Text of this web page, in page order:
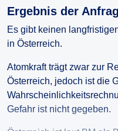
sonstigen Aktivitäten von
Nachdem Klimawandel
ist, stellt sich die Frage
für Österreicherinnen?
Menschen in Österreich
Gestorben sind? Was
Menschenleben die in
Ergebnis der
Es gibt keinen
in Österreich.
Atomkraft trägt zwar zur
Österreich, jedoch ist die
Gefahr ist nicht gegeben.